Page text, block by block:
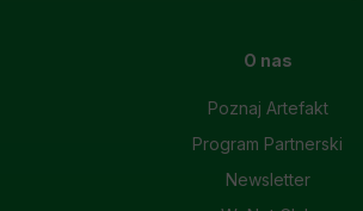
O nas
Poznaj Artefakt
Program Partnerski
Newsletter